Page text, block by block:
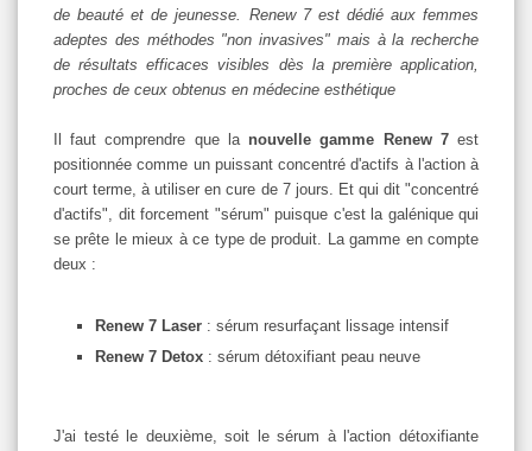
de beauté et de jeunesse. Renew 7 est dédié aux femmes
adeptes des méthodes "non invasives" mais à la recherche
de résultats efficaces visibles dès la première application,
proches de ceux obtenus en médecine esthétique
Il faut comprendre que la nouvelle gamme Renew 7est
positionnée comme un puissant concentré d'actifs à l'action à
court terme, à utiliser en cure de 7 jours. Et qui dit "concentré
d'actifs", dit forcement "sérum" puisque c'est la galénique qui
se prête le mieux à ce type de produit. La gamme en compte
deux :
Renew 7 Laser : sérum resurfaçant lissage intensif
Renew 7 Detox : sérum détoxifiant peau neuve
J'ai testé le deuxième, soit le sérum à l'action détoxifiante